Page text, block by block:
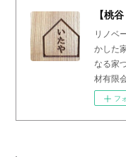
リノベ
かした
なる家
材有限
フ